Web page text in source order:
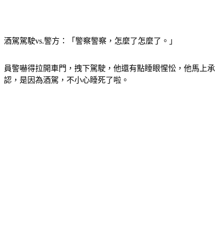
酒駕駕駛vs.警方：「警察警察，怎麼了怎麼了。」
員警嚇得拉開車門，拽下駕駛，他還有點睡眼惺忪，他馬上承
認，是因為酒駕，不小心睡死了啦。